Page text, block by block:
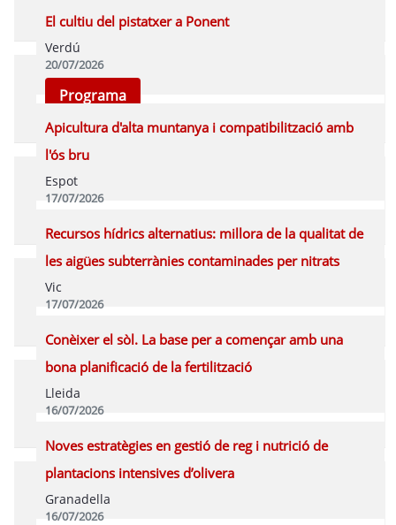
El cultiu del pistatxer a Ponent
Verdú
20/07/2026
Programa
Apicultura d'alta muntanya i compatibilització amb
l'ós bru
Espot
17/07/2026
Programa
Recursos hídrics alternatius: millora de la qualitat de
les aigües subterrànies contaminades per nitrats
Vic
17/07/2026
Programa
Conèixer el sòl. La base per a començar amb una
bona planificació de la fertilització
Lleida
16/07/2026
Programa
Noves estratègies en gestió de reg i nutrició de
plantacions intensives d’olivera
Granadella
16/07/2026